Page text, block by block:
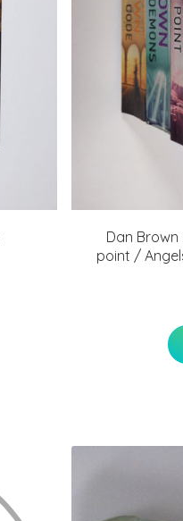
Dan Brown
point /